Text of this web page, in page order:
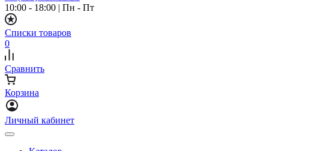
10:00 - 18:00 | Пн - Пт
Списки товаров
0
Сравнить
Корзина
Личный кабинет